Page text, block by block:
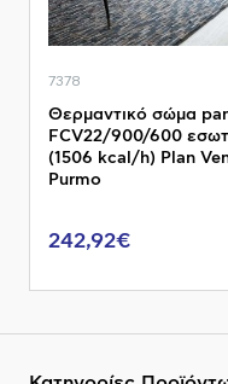
7378
Θερμαντικό σώμα
FCV22/900/600
(1506 kcal/h) Plan
Purmo
242,92€